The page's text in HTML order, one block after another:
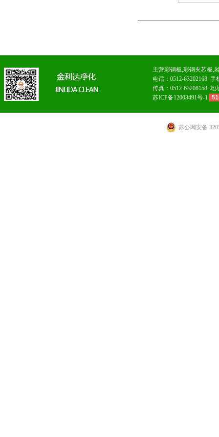
主营彩钢板,彩钢夹芯板,
电话：0512-63202168
传真：0512-63208158
苏ICP备12003491号-1
苏公网安备